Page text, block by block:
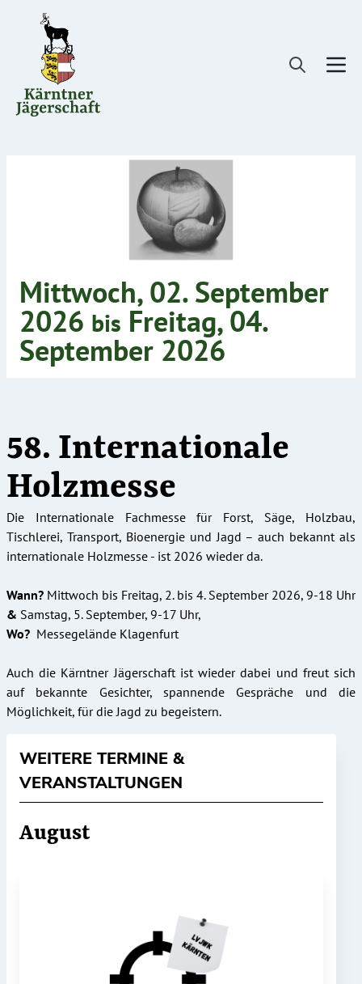
Mittwoch, 02. September
2026 bis Freitag, 04.
September 2026
WEITERE TERMINE &
VERANSTALTUNGEN
August
58. Internationale
Holzmesse
Die Internationale Fachmesse für Forst, Säge, Holzbau,
Tischlerei, Transport, Bioenergie und Jagd – auch bekannt als
internationale Holzmesse - ist 2026 wieder da.
Wann? Mittwoch bis Freitag, 2. bis 4. September 2026, 9-18 Uhr
& Samstag, 5. September, 9-17 Uhr,
Wo? Messegelände Klagenfurt
Auch die Kärntner Jägerschaft ist wieder dabei und freut sich
auf bekannte Gesichter, spannende Gespräche und die
Möglichkeit, für die Jagd zu begeistern.